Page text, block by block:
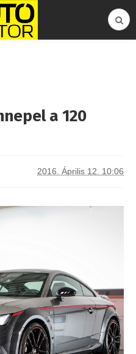
a 120
2016. Április 12. 10:06